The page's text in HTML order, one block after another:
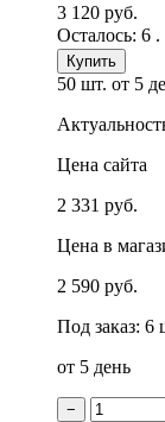
3 120 руб.
Осталось: 6 .
Купить
50 шт. от 5
Цена сайта
2 331 руб.
Цена в
2 590 руб.
Под заказ: 6
от 5 день
−